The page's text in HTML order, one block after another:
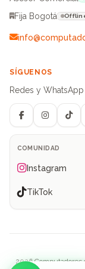
Fija Bogotá
SÍGUENOS
Redes y
FacebookInstagram
COMUNIDAD
Instagram
TikTok
2026 Computadores